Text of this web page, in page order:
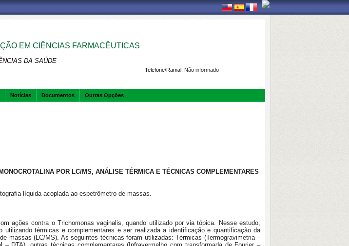
EM CIÊNCIAS FARMACÊUTICAS
DA SAÚDE
Telefone/Ramal: Não informado
Notícias Documentos Outras Opções
POR LC/MS, ANÁLISE TÉRMICA E TÉCNICAS COMPLEMENTARES
líquida acoplada ao espetrômetro de massas.
ações contra o Trichomonas vaginalis, quando utilizado por via tópica. Nesse estudo,
térmicas e complementares e ser realizada a identificação e quantificação da
massas (LC/MS). As seguintes técnicas foram utilizadas: Térmicas (Termogravimetria –